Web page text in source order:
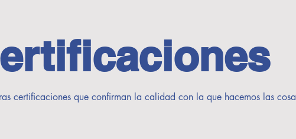
certificaciones que confirman la calidad con la que hacemos las